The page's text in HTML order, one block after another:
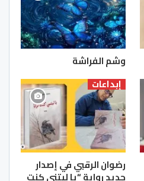
وشم الفراشة
إبداعات
رضوان الرقبي في إصدار
جديد رواية “يا ليتني كنت